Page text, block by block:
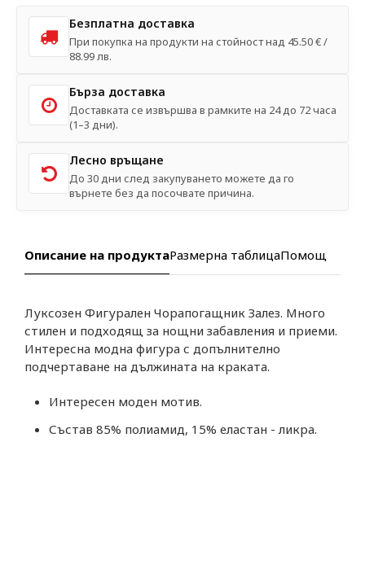
Безплатна доставка
При покупка на продукти на стойност над 45.50 € /
88.99 лв.
Бърза доставка
Доставката се извършва в рамките на 24 до 72 часа
(1–3 дни).
Лесно връщане
До 30 дни след закупуването можете да го
върнете без да посочвате причина.
Описание на продуктаРазмерна таблицаПомощ
Луксозен Фигурален Чорапогащник Залез. Много
стилен и подходящ за нощни забавления и приеми.
Интересна модна фигура с допълнително
подчертаване на дължината на краката.
Интересен моден мотив.
Състав 85% полиамид, 15% еластан - ликра.